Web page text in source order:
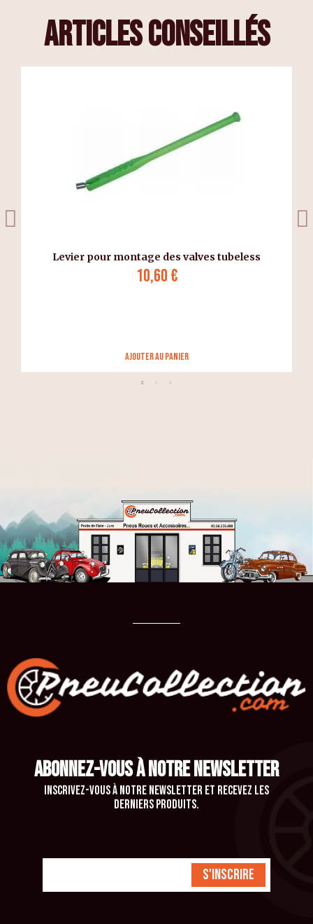
articles conseillés
Levier pour montage des valves tubeless
10,60 €
Ajouter au panier
ABONNEZ-VOUS À NOTRE NEWSLETTER
Inscrivez-vous à notre newsletter et recevez les
derniers produits.
S'inscrire